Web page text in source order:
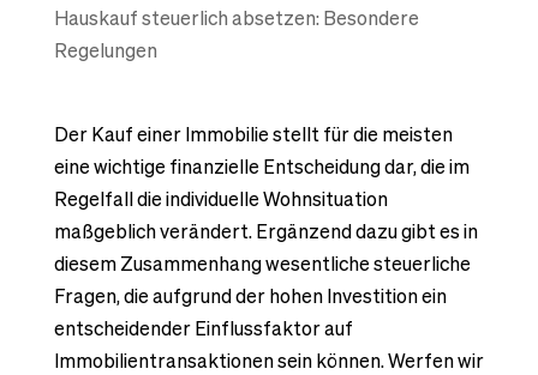
Hauskauf steuerlich absetzen: Besondere
Regelungen
Der Kauf einer Immobilie stellt für die meisten
eine wichtige finanzielle Entscheidung dar, die im
Regelfall die individuelle Wohnsituation
maßgeblich verändert. Ergänzend dazu gibt es in
diesem Zusammenhang wesentliche steuerliche
Fragen, die aufgrund der hohen Investition ein
entscheidender Einflussfaktor auf
Immobilientransaktionen sein können. Werfen wir